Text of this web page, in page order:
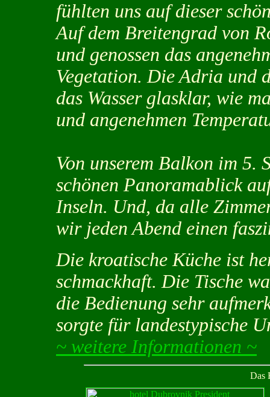
fühlten uns auf dieser
Auf dem Breitengrad von
und genossen das
Vegetation. Die Adria und
das Wasser glasklar, wie
und angenehmen
Von unserem Balkon im 5.
schönen Panoramablick
Inseln. Und, da alle
wir jeden Abend einen
Die kroatische Küche ist
schmackhaft. Die Tische
die Bedienung sehr
sorgte für landestypische
~ weitere Informationen ~
Das